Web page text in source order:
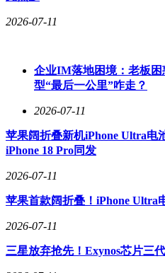
2026-07-11
企业IM落地困境：老板
型“最后一公里”咋走？
2026-07-11
苹果阔折叠新机iPhone Ultra电
iPhone 18 Pro同发
2026-07-11
苹果首款阔折叠！iPhone Ultra
2026-07-11
三星放弃抢先！Exynos芯片三